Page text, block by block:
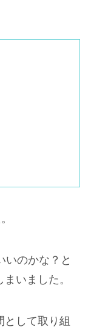
いのかな？と
いました。
して取り組